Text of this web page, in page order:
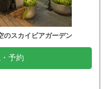
のスカイビアガーデン
予約